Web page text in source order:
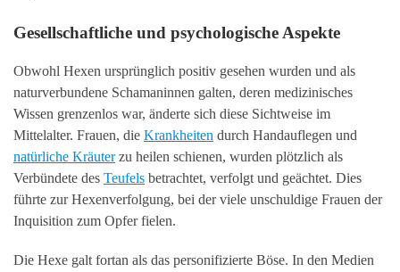
Gesellschaftliche und psychologische Aspekte
Obwohl Hexen ursprünglich positiv gesehen wurden und als
naturverbundene Schamaninnen galten, deren medizinisches
Wissen grenzenlos war, änderte sich diese Sichtweise im
Mittelalter. Frauen, die Krankheiten durch Handauflegen und
natürliche Kräuterzu heilen schienen, wurden plötzlich als
Verbündete des Teufels betrachtet, verfolgt und geächtet. Dies
führte zur Hexenverfolgung, bei der viele unschuldige Frauen der
Inquisition zum Opfer fielen.
Die Hexe galt fortan als das personifizierte Böse. In den Medien